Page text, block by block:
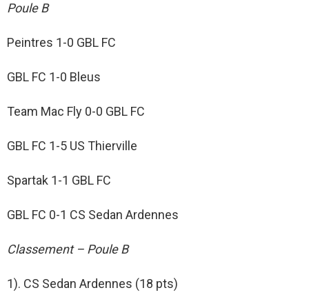
Poule B
Peintres 1-0 GBL FC
GBL FC 1-0 Bleus
Team Mac Fly 0-0 GBL FC
GBL FC 1-5 US Thierville
Spartak 1-1 GBL FC
GBL FC 0-1 CS Sedan Ardennes
Classement – Poule B
1). CS Sedan Ardennes (18 pts)